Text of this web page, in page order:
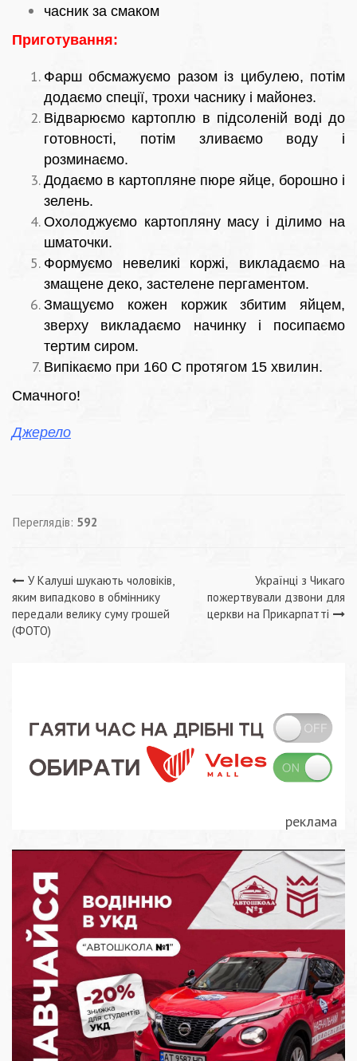
часник за смаком
Приготування:
Фарш обсмажуємо разом із цибулею, потім
додаємо спеції, трохи часнику і майонез.
Відварюємо картоплю в підсоленій воді до
готовності, потім зливаємо воду і
розминаємо.
Додаємо в картопляне пюре яйце, борошно і
зелень.
Охолоджуємо картопляну масу і ділимо на
шматочки.
Формуємо невеликі коржі, викладаємо на
змащене деко, застелене пергаментом.
Змащуємо кожен коржик збитим яйцем,
зверху викладаємо начинку і посипаємо
тертим сиром.
Випікаємо при 160 С протягом 15 хвилин.
Смачного!
Джерело
Переглядів: 592
Навігація
записів
У Калуші шукають чоловіків,
яким випадково в обміннику
передали велику суму грошей
(ФОТО)
Українці з Чикаго
пожертвували дзвони для
церкви на Прикарпатті